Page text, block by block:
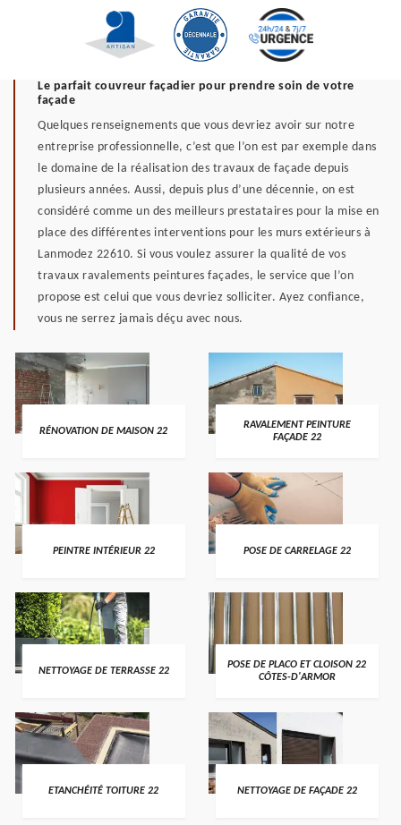
Le parfait couvreur façadier pour prendre soin de votre
façade
Quelques renseignements que vous devriez avoir sur notre
entreprise professionnelle, c’est que l’on est par exemple dans
le domaine de la réalisation des travaux de façade depuis
plusieurs années. Aussi, depuis plus d’une décennie, on est
considéré comme un des meilleurs prestataires pour la mise en
place des différentes interventions pour les murs extérieurs à
Lanmodez 22610. Si vous voulez assurer la qualité de vos
travaux ravalements peintures façades, le service que l’on
propose est celui que vous devriez solliciter. Ayez confiance,
vous ne serrez jamais déçu avec nous.
RÉNOVATION DE MAISON 22
RAVALEMENT PEINTURE
FAÇADE 22
PEINTRE INTÉRIEUR 22 POSE DE CARRELAGE 22
NETTOYAGE DE TERRASSE 22
POSE DE PLACO ET CLOISON 22
CÔTES-D'ARMOR
ETANCHÉITÉ TOITURE 22 NETTOYAGE DE FAÇADE 22